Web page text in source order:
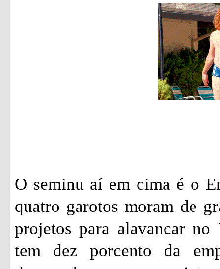
O seminu aí em cima é o
quatro garotos moram de
projetos para alavancar
tem dez porcento da